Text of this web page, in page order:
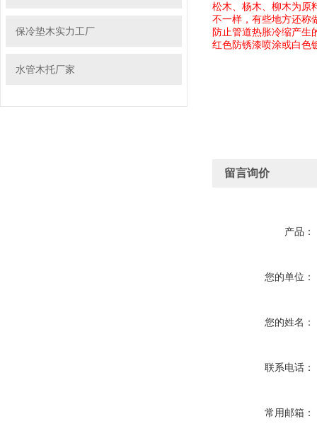
保冷垫木实力工厂
水管木托厂家
松木、杨木、柳木为原
不一样，有些地方还称
防止管道热胀冷缩产生
红色防锈漆喷涂或白色
留言询价
产品：
您的单位：
您的姓名：
联系电话：
常用邮箱：